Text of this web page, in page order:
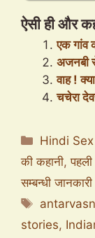
ऐसी ही और
एक गांव
अजनबी
वाह !
चचेरा
Hindi
की कहानी,पहली
सम्बन्धी जानकारी
Tags
stories,